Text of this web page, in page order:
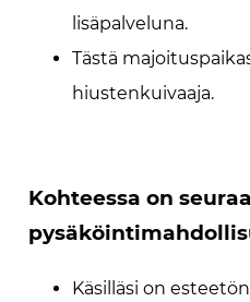
lisäpalveluna.
Tästä
hiustenkuivaaja.
Kohteessa on
Käsilläsi on esteetön